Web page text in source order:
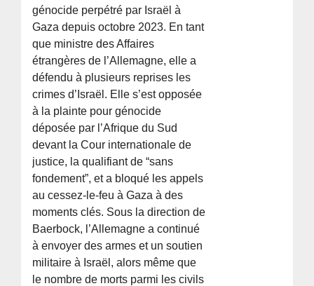
génocide perpétré par Israël à
Gaza depuis octobre 2023. En tant
que ministre des Affaires
étrangères de l’Allemagne, elle a
défendu à plusieurs reprises les
crimes d’Israël. Elle s’est opposée
à la plainte pour génocide
déposée par l’Afrique du Sud
devant la Cour internationale de
justice, la qualifiant de “sans
fondement”, et a bloqué les appels
au cessez-le-feu à Gaza à des
moments clés. Sous la direction de
Baerbock, l’Allemagne a continué
à envoyer des armes et un soutien
militaire à Israël, alors même que
le nombre de morts parmi les civils